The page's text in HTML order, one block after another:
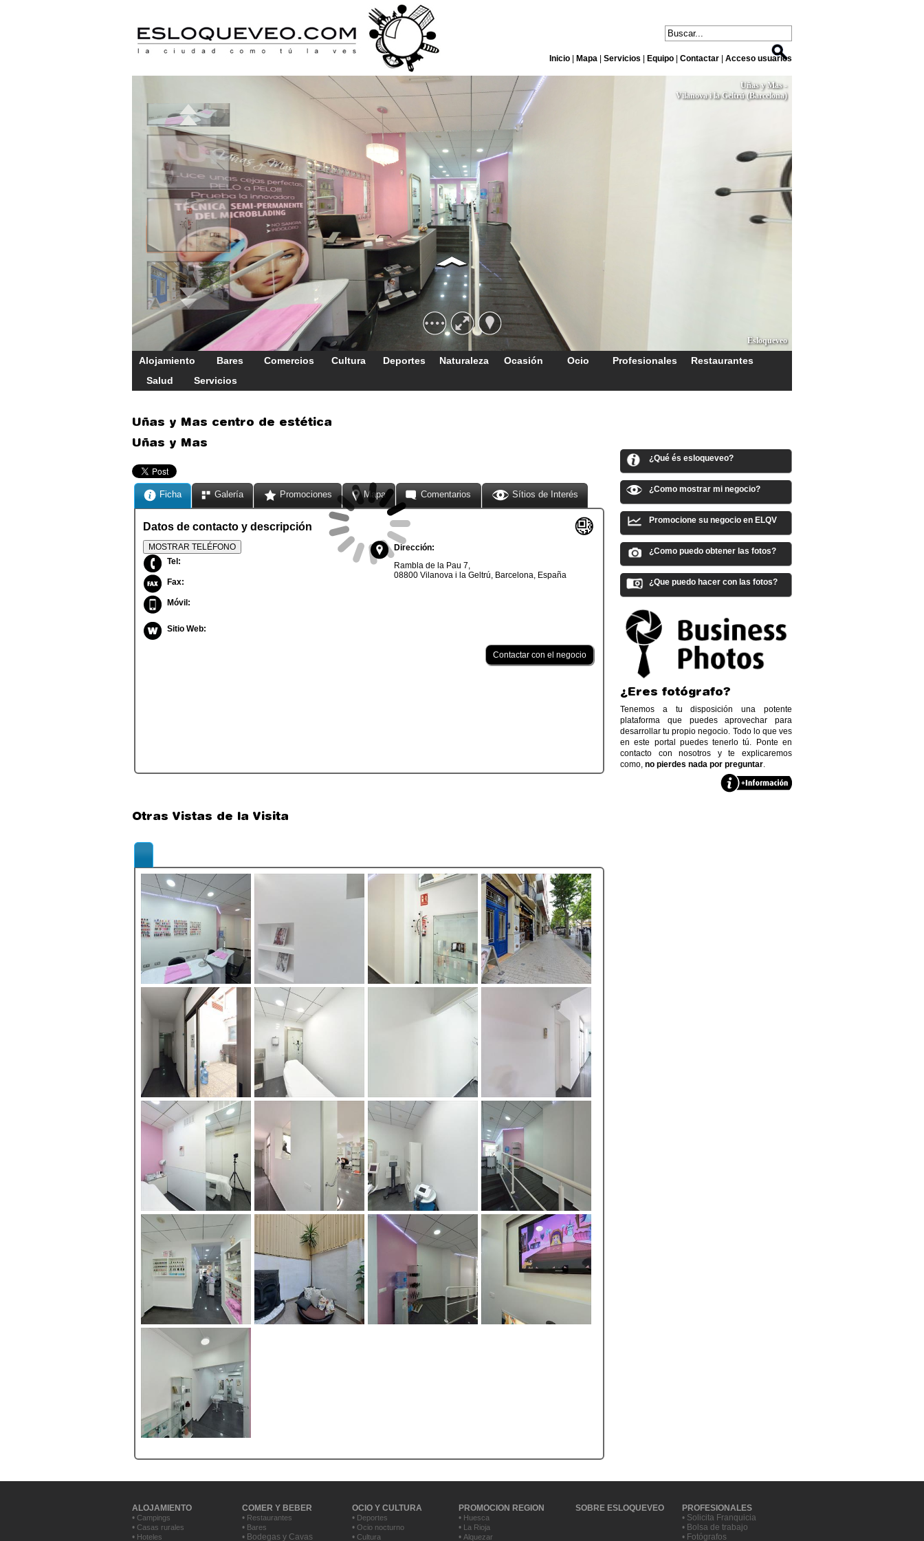
Inicio Mapa Servicios Equipo Contactar Acceso usuarios
Uñas y Mas -
Vilanova i la Geltrú (Barcelona)
Esloqueveo
Alojamiento Bares Comercios Cultura Deportes Naturaleza Ocasión Ocio Profesionales
Restaurantes
Salud
Servicios
Uñas y Mas centro de estética
Uñas y Mas
Ficha Galería Promociones Mapa Comentarios Sítios de Interés
Datos de contacto y descripción
MOSTRAR TELÉFONO
Tel:
Fax:
Móvil:
Dirección:
Rambla de la Pau 7,
08800 Vilanova i la Geltrú, Barcelona, España
Sitio Web:
Otras Vistas de la Visita
¿Qué és esloqueveo?
¿Como mostrar mi negocio?
Promocione su negocio en ELQV
¿Como puedo obtener las fotos?
¿Que puedo hacer con las fotos?
¿Eres fotógrafo?
Tenemos a tu disposición una potente
plataforma que puedes aprovechar para
desarrollar tu propio negocio. Todo lo que ves
en este portal puedes tenerlo tú. Ponte en
contacto con nosotros y te explicaremos
como, no pierdes nada por preguntar.
ALOJAMIENTO COMER Y BEBER OCIO Y CULTURA PROMOCION REGION SOBRE ESLOQUEVEO
PROFESIONALES
• Campings • Restaurantes • Deportes • Huesca
• Solicita Franquicia
• Casas rurales • Bares • Ocio nocturno • La Rioja
• Bolsa de trabajo
• Hoteles • Bodegas y Cavas • Cultura • Alquezar • Fotógrafos